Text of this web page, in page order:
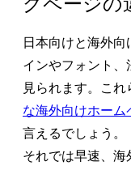
日本向けと海外
インやフォント
見られます。これ
な海外向けホーム
言えるでしょう。
それでは早速、